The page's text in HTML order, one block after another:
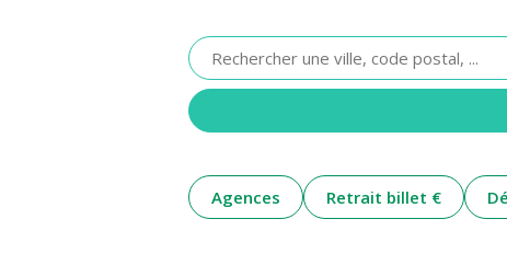
Veuillez
renseigner
une
adresse
Agences Retrait billet €